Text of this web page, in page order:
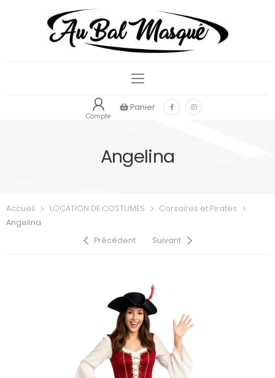
Compte
Panier
Angelina
Accueil LOCATION DE COSTUMES
Corsaires et Pirates
Angelina
Précédent
Suivant